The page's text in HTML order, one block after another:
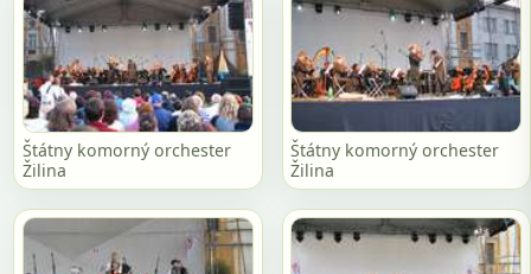
Štátny komorný orchester
Žilina
Štátny komorný orchester
Žilina